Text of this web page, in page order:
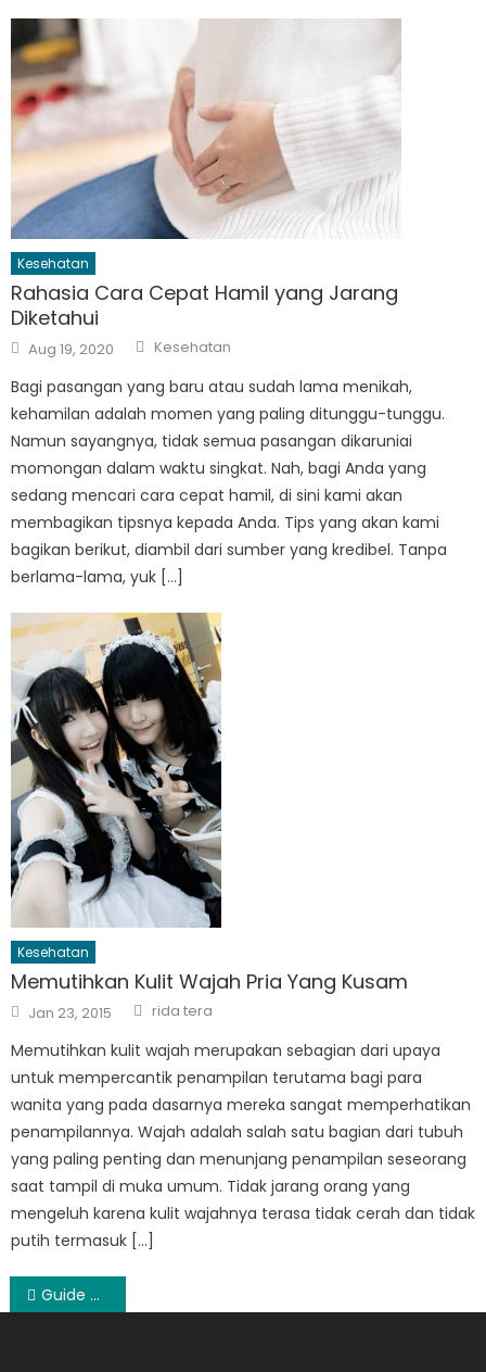
Kesehatan
Rahasia Cara Cepat Hamil yang Jarang
Diketahui
Posted
on
Aug 19, 2020 Author
Kesehatan
Bagi pasangan yang baru atau sudah lama menikah,
kehamilan adalah momen yang paling ditunggu-tunggu.
Namun sayangnya, tidak semua pasangan dikaruniai
momongan dalam waktu singkat. Nah, bagi Anda yang
sedang mencari cara cepat hamil, di sini kami akan
membagikan tipsnya kepada Anda. Tips yang akan kami
bagikan berikut, diambil dari sumber yang kredibel. Tanpa
berlama-lama, yuk […]
Kesehatan
Memutihkan Kulit Wajah Pria Yang Kusam
Posted
on
Jan 23, 2015 Author
rida tera
Memutihkan kulit wajah merupakan sebagian dari upaya
untuk mempercantik penampilan terutama bagi para
wanita yang pada dasarnya mereka sangat memperhatikan
penampilannya. Wajah adalah salah satu bagian dari tubuh
yang paling penting dan menunjang penampilan seseorang
saat tampil di muka umum. Tidak jarang orang yang
mengeluh karena kulit wajahnya terasa tidak cerah dan tidak
putih termasuk […]
Post
Guide Tempat Wisata di Garut Paling Berpengalaman